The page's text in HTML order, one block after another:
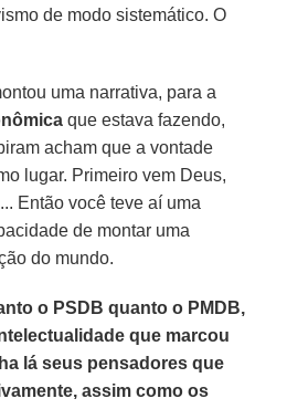
de modo sistemático. O
uma narrativa, para a
que estava fazendo,
acham que a vontade
lugar. Primeiro vem Deus,
Então você teve aí uma
de montar uma
do mundo.
o PSDB quanto o PMDB,
que marcou
lá seus pensadores que
assim como os